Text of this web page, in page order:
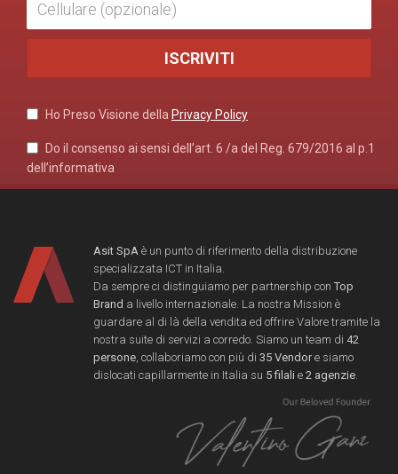
Ho Preso Visione della Privacy Policy
Do il consenso ai sensi dell’art. 6 /a del Reg. 679/2016 al p.1
dell’informativa
Asit SpA è un punto di riferimento della distribuzione
specializzata ICT in Italia.
Da sempre ci distinguiamo per partnership con Top
Brand a livello internazionale. La nostra Mission è
guardare al di là della vendita ed offrire Valore tramite la
nostra suite di servizi a corredo. Siamo un team di 42
persone, collaboriamo con più di 35 Vendore siamo
dislocati capillarmente in Italia su 5 filali e 2 agenzie.